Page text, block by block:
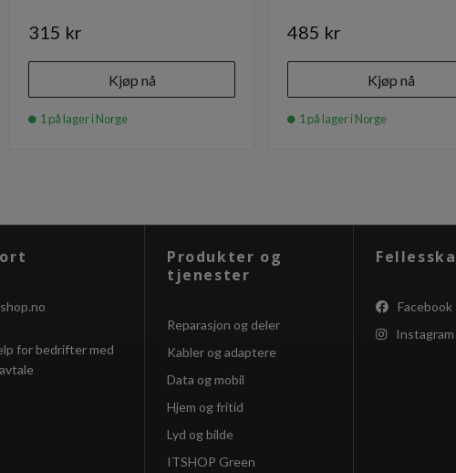
315 kr
Kjøp nå
1 på lager i Norge
485 kr
Kjøp nå
1 på lager i Norge
for bedrifter med
Produkter og
tjenester
Reparasjon og deler
Kabler og adaptere
Data og mobil
Hjem og fritid
Lyd og bilde
ITSHOP Green
Facebook
Instagram